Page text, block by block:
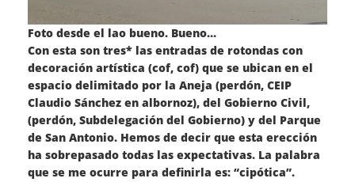
Foto desde el lao bueno. Bueno…
Con esta son tres* las entradas de rotondas con
decoración artística (cof, cof) que se ubican en el
espacio delimitado por la Aneja (perdón, CEIP
Claudio Sánchez en albornoz), del Gobierno Civil,
(perdón, Subdelegación del Gobierno) y del Parque
de San Antonio. Hemos de decir que esta erección
ha sobrepasado todas las expectativas. La palabra
que se me ocurre para definirla es: “cipótica”.